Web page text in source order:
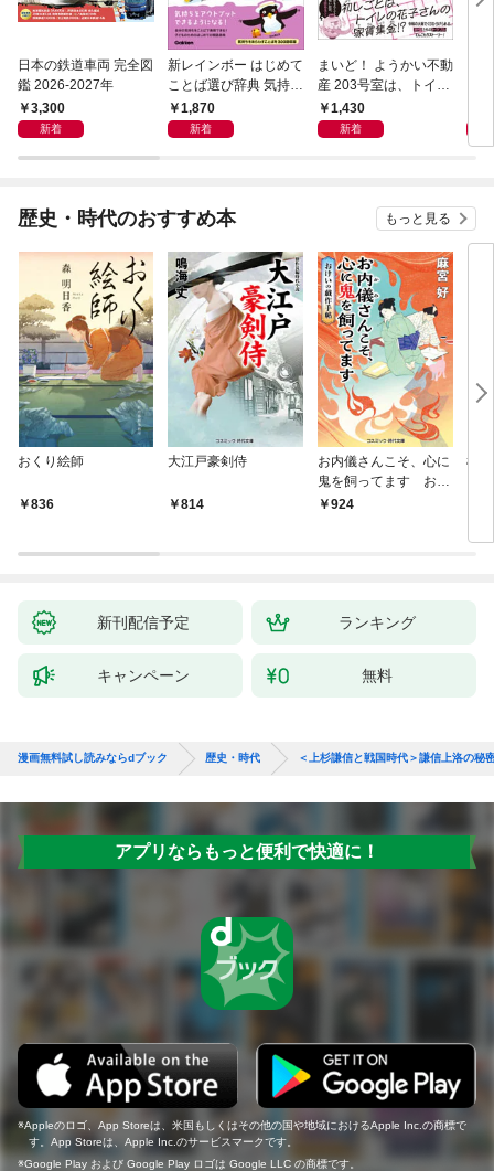
日本の鉄道車両 完全図
鑑 2026-2027年
3,300
新着
新レインボー はじめて
ことば選び辞典 気持ち
のことば
1,870
新着
まいど！ ようかい不動
産 203号室は、トイレ
の花子さんの部屋？
1,430
新着
歴史・時代のおすすめ本 もっと見る
おくり絵師
836
大江戸豪剣侍
814
お内儀さんこそ、心に
鬼を飼ってます おけ
いの戯作手帖
924
極
新刊配信予定 ランキング
キャンペーン 無料
漫画無料試し読みならdブック 歴史・時代 ＜上杉謙信と戦国時代＞謙信上洛の秘
アプリならもっと便利で快適に！
Appleのロゴ、App Storeは、米国もしくはその他の国や地域におけるApple Inc.の商標で
す。App Storeは、Apple Inc.のサービスマークです。
Google Play および Google Play ロゴは Google LLC の商標です。